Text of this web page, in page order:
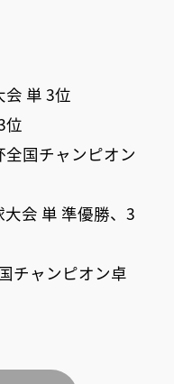
単 3位
位
国チャンピオン
会 単 準優勝、3
チャンピオン卓